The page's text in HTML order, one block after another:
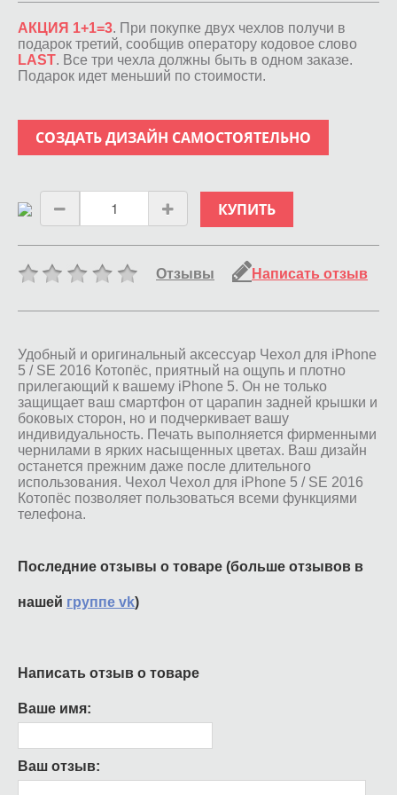
АКЦИЯ 1+1=3. При покупке двух чехлов получи в
подарок третий, сообщив оператору кодовое слово
LAST. Все три чехла должны быть в одном заказе.
Подарок идет меньший по стоимости.
СОЗДАТЬ ДИЗАЙН САМОСТОЯТЕЛЬНО
КУПИТЬ
Отзывы Написать отзыв
Удобный и оригинальный аксессуар Чехол для iPhone
5 / SE 2016 Котопёс, приятный на ощупь и плотно
прилегающий к вашему iPhone 5. Он не только
защищает ваш смартфон от царапин задней крышки и
боковых сторон, но и подчеркивает вашу
индивидуальность. Печать выполняется фирменными
чернилами в ярких насыщенных цветах. Ваш дизайн
останется прежним даже после длительного
использования. Чехол Чехол для iPhone 5 / SE 2016
Котопёс позволяет пользоваться всеми функциями
телефона.
Последние отзывы о товаре (больше отзывов в
нашей группе vk)
Написать отзыв о товаре
Ваше имя:
Ваш отзыв: